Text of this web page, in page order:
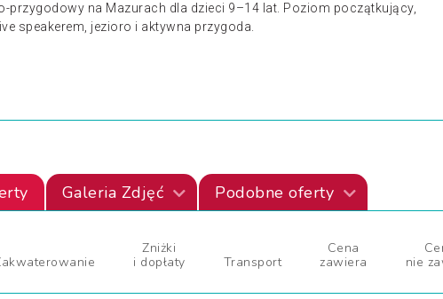
przygodowy na Mazurach dla dzieci 9–14 lat. Poziom początkujący,
speakerem, jezioro i aktywna przygoda.
Galeria Zdjęć Podobne oferty
Zniżki
i dopłaty
Transport
Cena
zawiera
nie